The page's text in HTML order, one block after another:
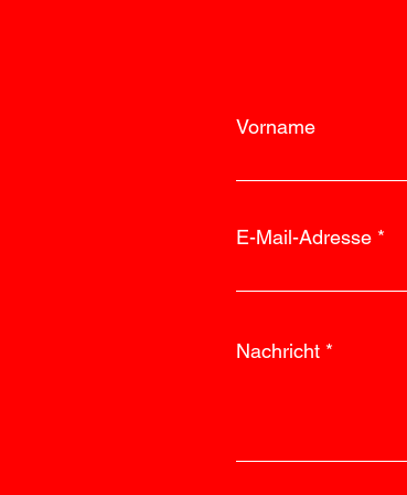
Vorname
E-Mail-Adresse
Nachricht